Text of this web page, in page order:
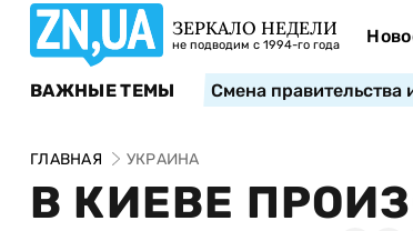
ЗЕРКАЛО НЕДЕЛИ
не подводим с 1994-го года
ВАЖНЫЕ ТЕМЫ Смена правительства
ГЛАВНАЯ УКРАИНА
В КИЕВЕ